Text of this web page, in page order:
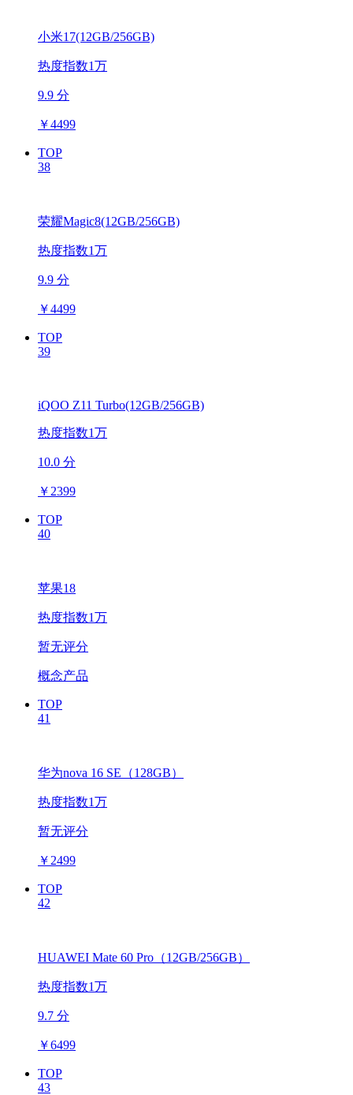
小米17(12GB/256GB)
热度指数1万
9.9 分
￥4499
TOP
38
荣耀Magic8(12GB/256GB)
热度指数1万
9.9 分
￥4499
TOP
39
iQOO Z11 Turbo(12GB/256GB)
热度指数1万
10.0 分
￥ 2399
TOP
40
苹果18
热度指数1万
暂无评分
概念产品
TOP
41
华为nova 16 SE（128GB）
热度指数1万
暂无评分
￥ 2499
TOP
42
HUAWEI Mate 60 Pro（12GB/256GB）
热度指数1万
9.7 分
￥6499
TOP
43